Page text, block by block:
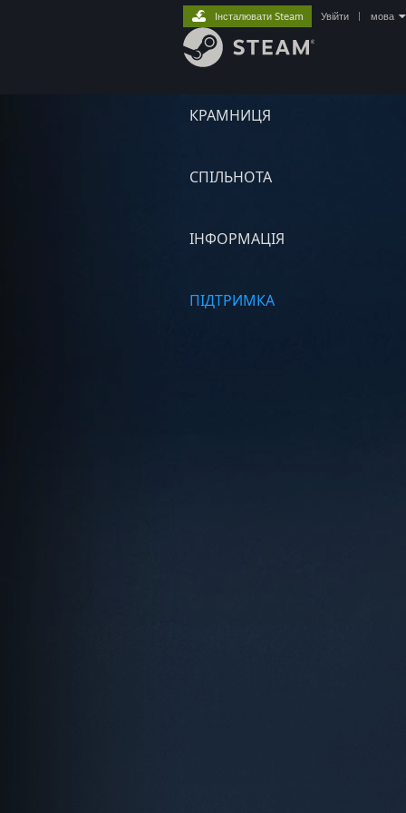
КРАМНИЦЯ
СПІЛЬНОТА
ІНФОРМАЦІЯ
ПІДТРИМКА
Інсталювати Steam Увійти мова